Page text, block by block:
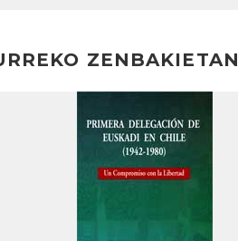
ZENBAKIETAN